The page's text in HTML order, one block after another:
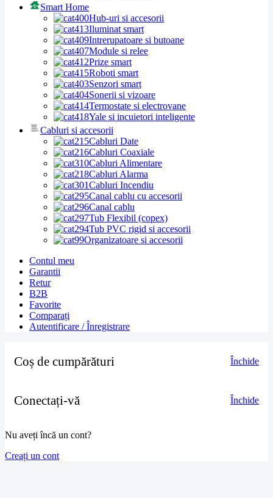
Smart Home
Hub-uri si accesorii
Iluminat smart
Intrerupatoare si butoane
Module si relee
Prize smart
Roboti smart
Senzori smart
Sonerii si vizoare
Termostate si electrovane
Yale si incuietori inteligente
Cabluri si accesorii
Cabluri Date
Cabluri Coaxiale
Cabluri Alimentare
Cabluri Alarma
Cabluri Incendiu
Canal cablu cu accesorii
Canal cablu
Tub Flexibil (copex)
Tub PVC rigid si accesorii
Organizatoare si accesorii
Contul meu
Garantii
Retur
B2B
Favorite
Comparați
Autentificare / Înregistrare
Coș de cumpărături Închide
Conectați-vă Închide
Nu aveți încă un cont?
Creați un cont